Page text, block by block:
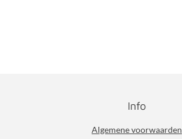
Info
Algemene voorwaarden